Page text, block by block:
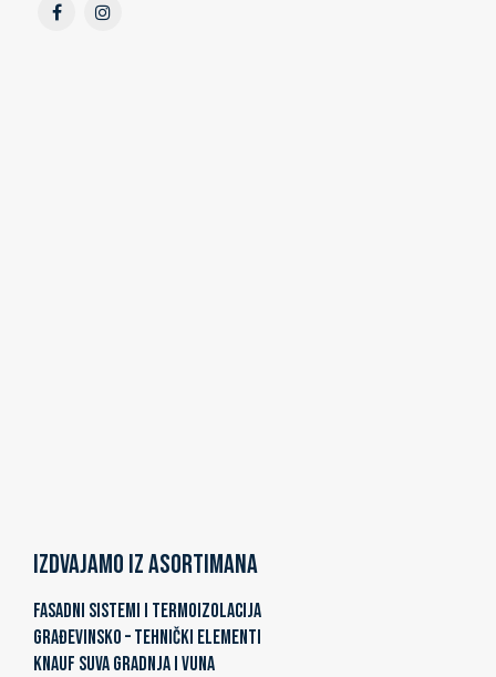
Izdvajamo iz asortimana
FASADNI SISTEMI I TERMOIZOLACIJA
GRAĐEVINSKO – TEHNIČKI ELEMENTI
KNAUF SUVA GRADNJA I VUNA